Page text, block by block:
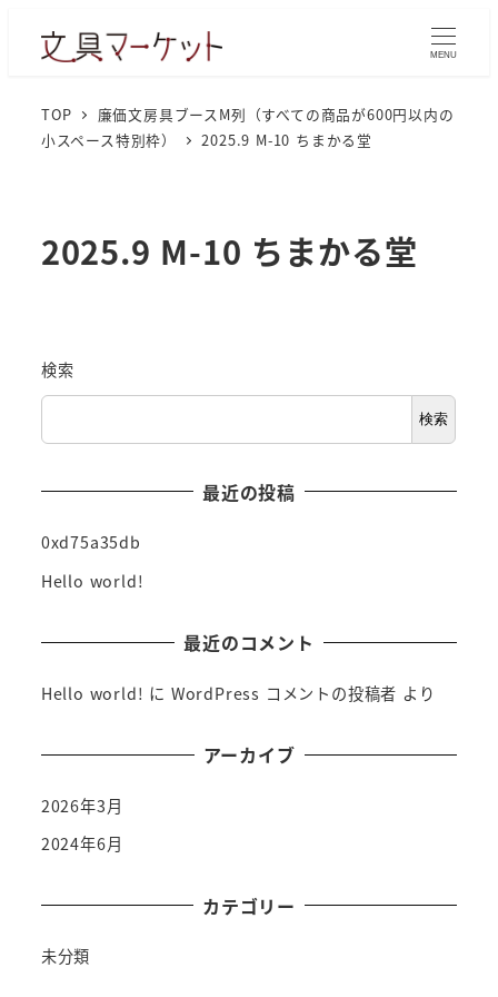
MENU
TOP
廉価文房具ブースM列（すべての商品が600円以内の
小スペース特別枠）
2025.9 M-10 ちまかる堂
2025.9 M-10 ちまかる堂
検索
検索
最近の投稿
0xd75a35db
Hello world!
最近のコメント
Hello world! に WordPress コメントの投稿者 より
アーカイブ
2026年3月
2024年6月
カテゴリー
未分類